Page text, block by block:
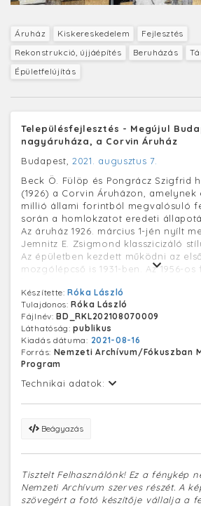
Áruház Kiskereskedelem
Fejlesztés
Rekonstrukció, újjáépítés
Beruházás
Épületfelújítás
Településfejlesztés - Megújul
nagyáruháza, a Corvin Áruház
Budapest, 2021. augusztus 7.
Beck Ö. Fülöp és Pongrácz Szigfrid
(1926) a Corvin Áruházon,
millió állami forintból megvalósuló
során a homlokzatot eredeti
Az áruház 1926. március 1-jén nyílt
Jemnitz E. Zsigmond klasszicizáló
Az épületben kezdett működni az
mozgólépcső is 1931-ben. Az 1956-
homlokzatot alumínium burkolattal
közelmúltban bontottak el. A
szerint 2022-ben fejezik be.
Készítette:Róka László
Tulajdonos:Róka László
Fájlnév:BD_RKL202108070009
Láthatóság:publikus
Kiadás dátuma: 2021-08-16
Forrás: Nemzeti Archívum/Fókuszban
Program
Technikai adatok:
Beágyazás
Tisztelt Felhasználónk! Ez a fénykép
Nemzeti Archívum szerves részét. A
szövegért a fotó készítője vállalja a